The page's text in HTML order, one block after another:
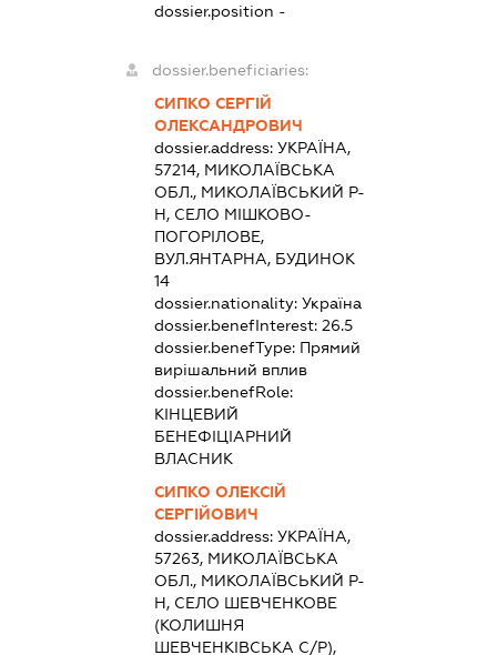
dossier.position -
dossier.beneficiaries:
СИПКО СЕРГІЙ
ОЛЕКСАНДРОВИЧ
dossier.address: УКРАЇНА,
57214, МИКОЛАЇВСЬКА
ОБЛ., МИКОЛАЇВСЬКИЙ Р-
Н, СЕЛО МІШКОВО-
ПОГОРІЛОВЕ,
ВУЛ.ЯНТАРНА, БУДИНОК
14
dossier.nationality: Україна
dossier.benefInterest: 26.5
dossier.benefType: Прямий
вирішальний вплив
dossier.benefRole:
КІНЦЕВИЙ
БЕНЕФІЦІАРНИЙ
ВЛАСНИК
СИПКО ОЛЕКСІЙ
СЕРГІЙОВИЧ
dossier.address: УКРАЇНА,
57263, МИКОЛАЇВСЬКА
ОБЛ., МИКОЛАЇВСЬКИЙ Р-
Н, СЕЛО ШЕВЧЕНКОВЕ
(КОЛИШНЯ
ШЕВЧЕНКІВСЬКА С/Р),